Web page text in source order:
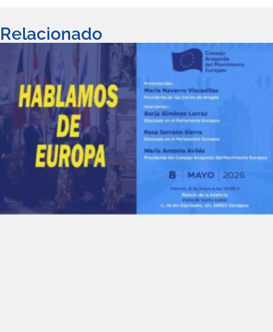
Relacionado